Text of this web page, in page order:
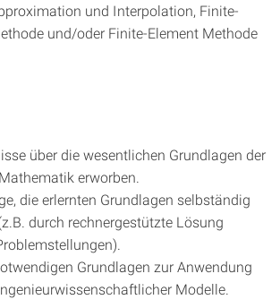
und Interpolation, Finite-
und/oder Finite-Element Methode
über die wesentlichen Grundlagen der
erworben.
die erlernten Grundlagen selbständig
durch rechnergestützte Lösung
Grundlagen zur Anwendung
Modelle.